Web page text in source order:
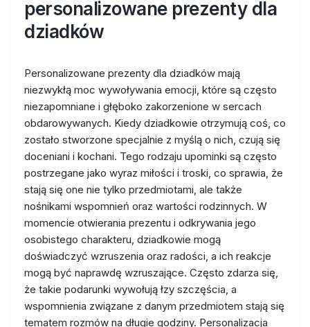
personalizowane prezenty dla
dziadków
Personalizowane prezenty dla dziadków mają
niezwykłą moc wywoływania emocji, które są często
niezapomniane i głęboko zakorzenione w sercach
obdarowywanych. Kiedy dziadkowie otrzymują coś, co
zostało stworzone specjalnie z myślą o nich, czują się
doceniani i kochani. Tego rodzaju upominki są często
postrzegane jako wyraz miłości i troski, co sprawia, że
stają się one nie tylko przedmiotami, ale także
nośnikami wspomnień oraz wartości rodzinnych. W
momencie otwierania prezentu i odkrywania jego
osobistego charakteru, dziadkowie mogą
doświadczyć wzruszenia oraz radości, a ich reakcje
mogą być naprawdę wzruszające. Często zdarza się,
że takie podarunki wywołują łzy szczęścia, a
wspomnienia związane z danym przedmiotem stają się
tematem rozmów na długie godziny. Personalizacja